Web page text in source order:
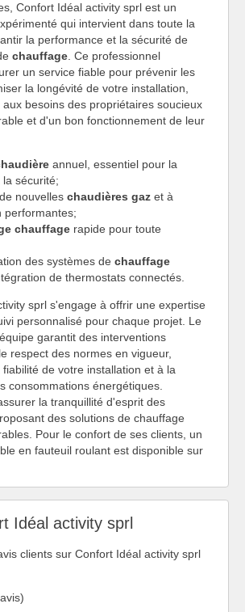
Confort Idéal activity sprl est un
qui intervient dans toute la
la performance et la sécurité de
chauffage . Ce professionnel
un service fiable pour prévenir les
la longévité de votre installation,
besoins des propriétaires soucieux
et d'un bon fonctionnement de leur
annuel, essentiel pour la
sécurité;
nouvelles chaudières gaz et à
performantes;
chauffage rapide pour toute
des systèmes de chauffage
de thermostats connectés.
sprl s'engage à offrir une expertise
personnalisé pour chaque projet. Le
garantit des interventions
respect des normes en vigueur,
de votre installation et à la
consommations énergétiques.
la tranquillité d'esprit des
des solutions de chauffage
Pour le confort de ses clients, un
en fauteuil roulant est disponible sur
Idéal activity sprl
clients sur Confort Idéal activity sprl